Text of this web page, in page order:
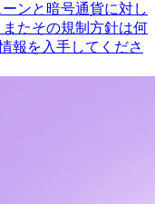
ンと暗号通貨に対し
たその規制方針は何
報を入手してくださ